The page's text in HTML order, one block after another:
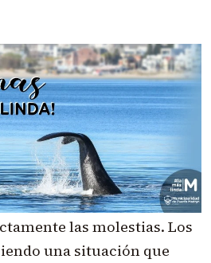
las molestias. Los
una situación que